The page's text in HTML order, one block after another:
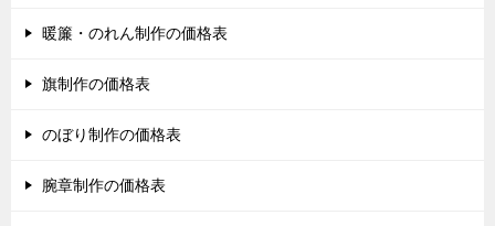
暖簾・のれん制作の価格表
旗制作の価格表
のぼり制作の価格表
腕章制作の価格表